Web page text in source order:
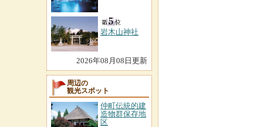
岩木山神社
2026年08月08日更新
周辺の
観光スポット
仲町伝統的建
造物群保存地
区